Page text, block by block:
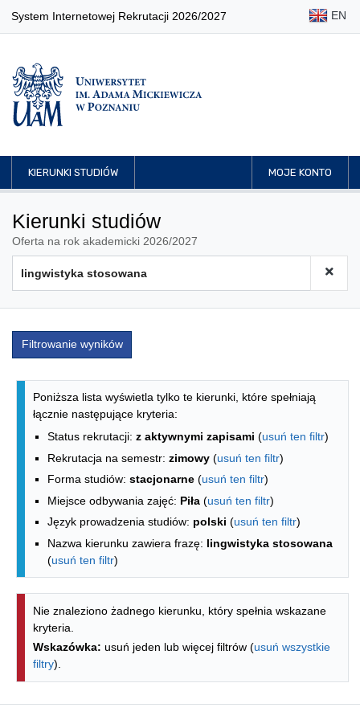
System Internetowej Rekrutacji 2026/2027 EN
KIERUNKI STUDIÓW MOJE KONTO
Kierunki studiów
Oferta na rok akademicki 2026/2027
Filtrowanie wyników
Lista kierunków - spis według
Poniższa lista wyświetla tylko te kierunki, które spełniają
łącznie następujące kryteria:
Status rekrutacji: z aktywnymi zapisami (usuń ten filtr)
Rekrutacja na semestr: zimowy (usuń ten filtr)
Forma studiów: stacjonarne (usuń ten filtr)
Miejsce odbywania zajęć: Piła (usuń ten filtr)
Język prowadzenia studiów: polski (usuń ten filtr)
Nazwa kierunku zawiera frazę: lingwistyka stosowana
(usuń ten filtr)
Nie znaleziono żadnego kierunku, który spełnia wskazane
kryteria.
Wskazówka: usuń jeden lub więcej filtrów (usuń wszystkie
filtry).